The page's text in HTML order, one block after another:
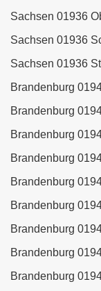
Sachsen 01936
Sachsen 01936
Sachsen 01936
Brandenburg
Brandenburg
Brandenburg
Brandenburg
Brandenburg
Brandenburg
Brandenburg
Brandenburg
Brandenburg